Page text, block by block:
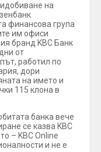
на
финансова група
им офиси
бранд KBC Банк
от
работил по
дори
на името и
115 клона в
банка вече
се казва KBC
– KBC Online
и не е